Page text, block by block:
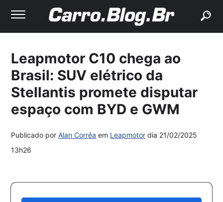
Leapmotor C10 chega ao
Brasil: SUV elétrico da
Stellantis promete disputar
espaço com BYD e GWM
Publicado porAlan Corrêa em Leapmotor dia 21/02/2025
13h26